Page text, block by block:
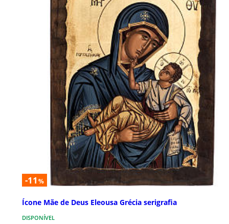
-11 %
Ícone Mãe de Deus Eleousa Grécia serigrafia
DISPONÍVEL